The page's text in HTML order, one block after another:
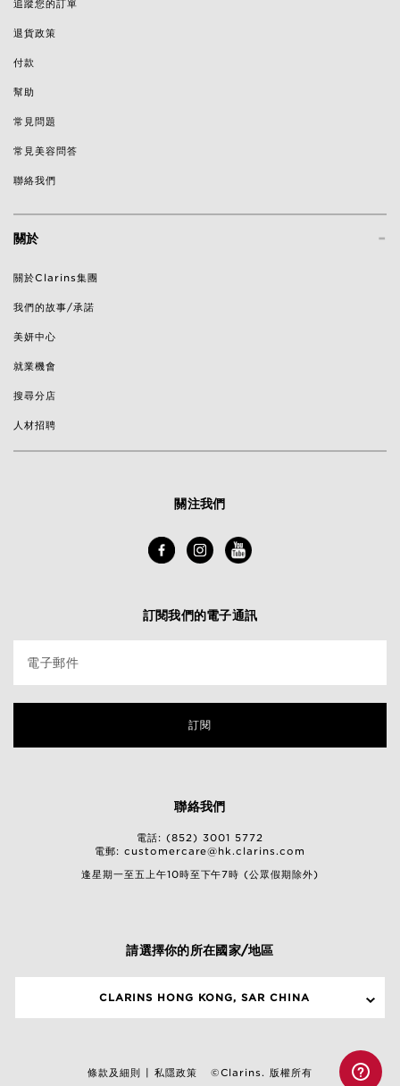
追蹤您的訂單
退貨政策
付款
幫助
常見問題
常見美容問答
聯絡我們
-
關於
關於Clarins集團
我們的故事/承諾
美妍中心
就業機會
搜尋分店
人材招聘
關注我們
訂閱我們的電子通訊
電子郵件
訂閱
聯絡我們
電話: (852) 3001 5772
電郵: customercare@hk.clarins.com
逢星期一至五上午10時至下午7時 (公眾假期除外)
請選擇你的所在國家/地區
CLARINS HONG KONG, SAR CHINA
條款及細則 私隱政策 ©Clarins. 版權所有